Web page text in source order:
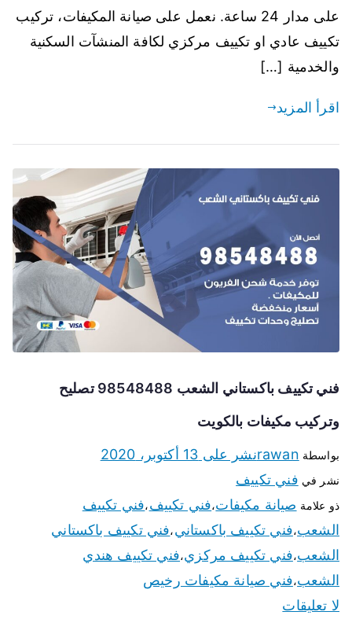
على مدار 24 ساعة. نعمل على صيانة المكيفات، تركيب
تكييف عادي او تكييف مركزي لكافة المنشآت السكنية
والخدمية […]
اقرأ المزيد
فني تكييف باكستاني الشعب 98548488 تصليح
وتركيب مكيفات بالكويت
بواسطة rawanنشر على 13 أكتوبر، 2020
نشر في فني تكييف
ذو علامة صيانة مكيفات،فني تكييف،فني تكييف
الشعب،فني تكييف باكستاني،فني تكييف باكستاني
الشعب،فني تكييف مركزي،فني تكييف هندي
الشعب،فني صيانة مكيفات رخيص
لا تعليقات